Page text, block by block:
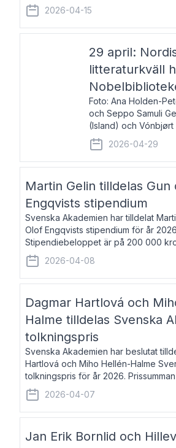
arkeolog, författare, översättare och
kultur och samhällsliv. Ut
2026-04-15
29 april:
litteraturkväll
Foto: Ana Holden-
och Seppo Samuli
(Island) och Vónbjørt
läser ur sina verk och
John Swedenmark.
färöiska, isländska
2026-04-29
Martin Gelin tilldelas Gun
Engqvists stipendium
Svenska Akademien har tilldelat
Olof Engqvists stipendium för år
Stipendiebeloppet är på 200 000
född 1978, är journalist och
numera i Paris men var under många
2026-04-08
Dagmar Hartlová och
Halme tilldelas Svenska
tolkningspris
Svenska Akademien har beslutat
Hartlová och Miho Hellén-Halme
tolkningspris för år 2026.
kronor var. Dagmar Hartlová, född
huvudsakligen från svenska till
2026-04-07
Jan Erik Bornlid och